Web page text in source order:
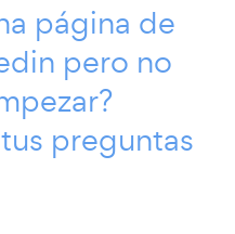
página de
pero no
preguntas